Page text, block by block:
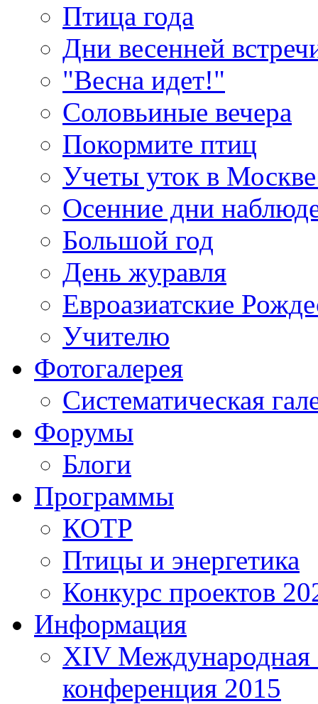
Птица года
Дни весенней
"Весна идет!"
Соловьиные вечера
Покормите птиц
Учеты уток в
Осенние дни
Большой год
День журавля
Евроазиатские
Учителю
Фотогалерея
Систематическая
Форумы
Блоги
Программы
КОТР
Птицы и энергетика
Конкурс проектов
Информация
XIV Международная
конференция 2015